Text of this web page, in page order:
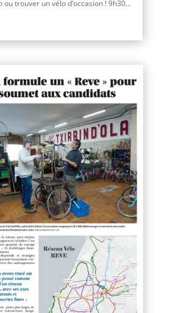
trouver un vélo d’occasion ! 9h30...